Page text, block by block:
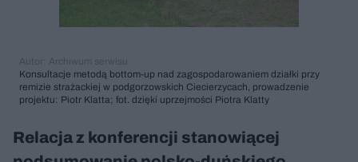
Autor: Archiwum serwisu
Konsultacje metodą bottom-up nad zagospodarowaniem działki przy
remizie strażackiej w podgorzowskich Ciecierzycach, prowadzenie
projektu: Piotr Klatta; fot. dzięki uprzejmości Piotra Klatty
Relacja z konferencji stanowiącej